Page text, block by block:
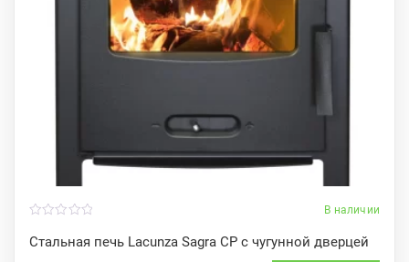
В наличии
Стальная печь Lacunza Sagra CP с чугунной дверцей
o
u